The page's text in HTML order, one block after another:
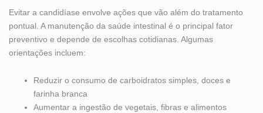
Evitar a candidíase envolve ações que vão além do tratamento
pontual. A manutenção da saúde intestinal é o principal fator
preventivo e depende de escolhas cotidianas. Algumas
orientações incluem:
Reduzir o consumo de carboidratos simples, doces e
farinha branca
Aumentar a ingestão de vegetais, fibras e alimentos